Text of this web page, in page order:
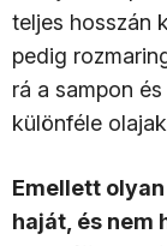
teljes hosszán
pedig
rá a sampon
különféle
Emellett
haját, és nem